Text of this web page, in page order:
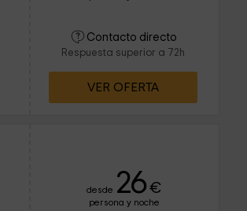
Contacto directo
Respuesta superior a 72h
VER OFERTA
desde 26 €
persona y noche